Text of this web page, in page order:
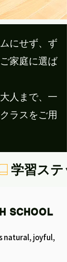
にせず、ず
家庭に選ば
人まで、一
ラスをご用
SCHOOL
natural, joyful,